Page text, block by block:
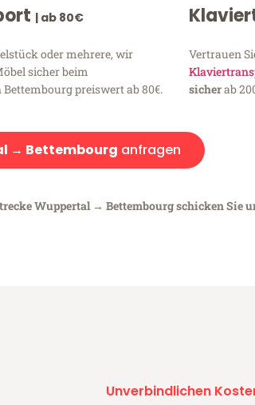
| ab 80€
oder mehrere, wir
sicher beim
Bettembourg preiswert ab 80€.
Vertrauen
sicherab
→ Bettembourg anfragen
Wuppertal → Bettembourg schicken Sie
Unverbindlichen